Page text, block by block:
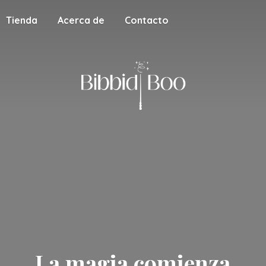
Tienda Acerca de Contacto